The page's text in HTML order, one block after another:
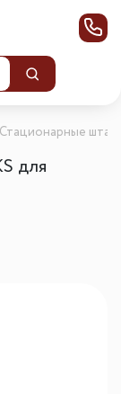
Стационарные
для